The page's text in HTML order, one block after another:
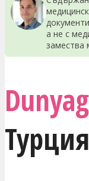
а не с
замества
Турция